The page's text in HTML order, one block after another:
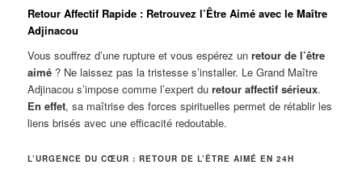
Retour Affectif Rapide : Retrouvez l’Être Aimé avec le Maître
Adjinacou
Vous souffrez d’une rupture et vous espérez unretour de l’être
aimé ? Ne laissez pas la tristesse s’installer. Le Grand Maître
Adjinacou s’impose comme l’expert duretour affectif sérieux.
En effet, sa maîtrise des forces spirituelles permet de rétablir les
liens brisés avec une efficacité redoutable.
L’URGENCE DU CŒUR : RETOUR DE L’ÊTRE AIMÉ EN 24H